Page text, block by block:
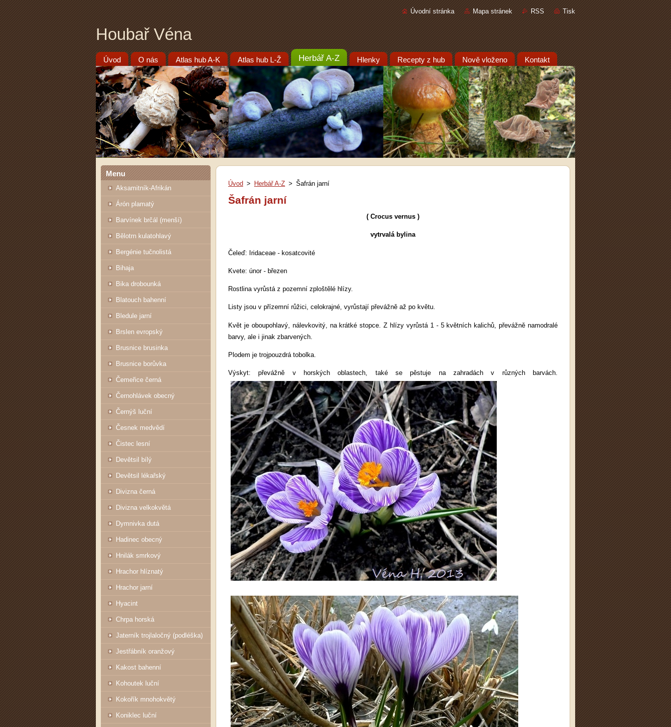
Úvodní stránka Mapa stránek RSS Tisk
Houbař Véna
Úvod O nás Atlas hub A-K Atlas hub L-Ž Herbář A-Z Hlenky Recepty z hub Nově vloženo Kontakt
Menu
Aksamitník-Afrikán
Árón plamatý
Barvínek brčál (menší)
Bělotrn kulatohlavý
Bergénie tučnolistá
Bihaja
Bika drobounká
Blatouch bahenní
Bledule jarní
Brslen evropský
Brusnice brusinka
Brusnice borůvka
Čemeřice černá
Černohlávek obecný
Černýš luční
Česnek medvědí
Čistec lesní
Devětsil bílý
Devětsil lékařský
Divizna černá
Divizna velkokvětá
Dymnivka dutá
Hadinec obecný
Hnilák smrkový
Hrachor hlíznatý
Hrachor jarní
Hyacint
Chrpa horská
Jaterník trojlaločný (podléška)
Jestřábník oranžový
Kakost bahenní
Kohoutek luční
Kokořík mnohokvětý
Koniklec luční
Úvod > Herbář A-Z > Šafrán jarní
Šafrán jarní
( Crocus vernus )
vytrvalá bylina
Čeleď: Iridaceae - kosatcovité
Kvete: únor - březen
Rostlina vyrůstá z pozemní zploštělé hlízy.
Listy jsou v přízemní růžici, celokrajné, vyrůstají převážně až po květu.
Květ je oboupohlavý, nálevkovitý, na krátké stopce. Z hlízy vyrůstá 1 - 5 květních kalichů, převážně namodralé
barvy, ale i jinak zbarvených.
Plodem je trojpouzdrá tobolka.
Výskyt: převážně v horských oblastech, také se pěstuje na zahradách v různých barvách.